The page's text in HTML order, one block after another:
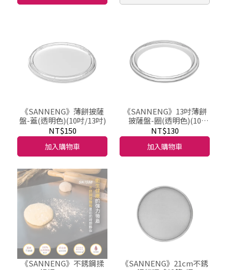
《SANNENG》薄餅披薩
盤-蓋(透明色)(10吋/13吋)
NT$150
加入購物車
《SANNENG》13吋薄餅
披薩盤-圈(透明色)(10
吋/13吋)
NT$130
加入購物車
《SANNENG》不銹鋼揉
《SANNENG》21cm不銹